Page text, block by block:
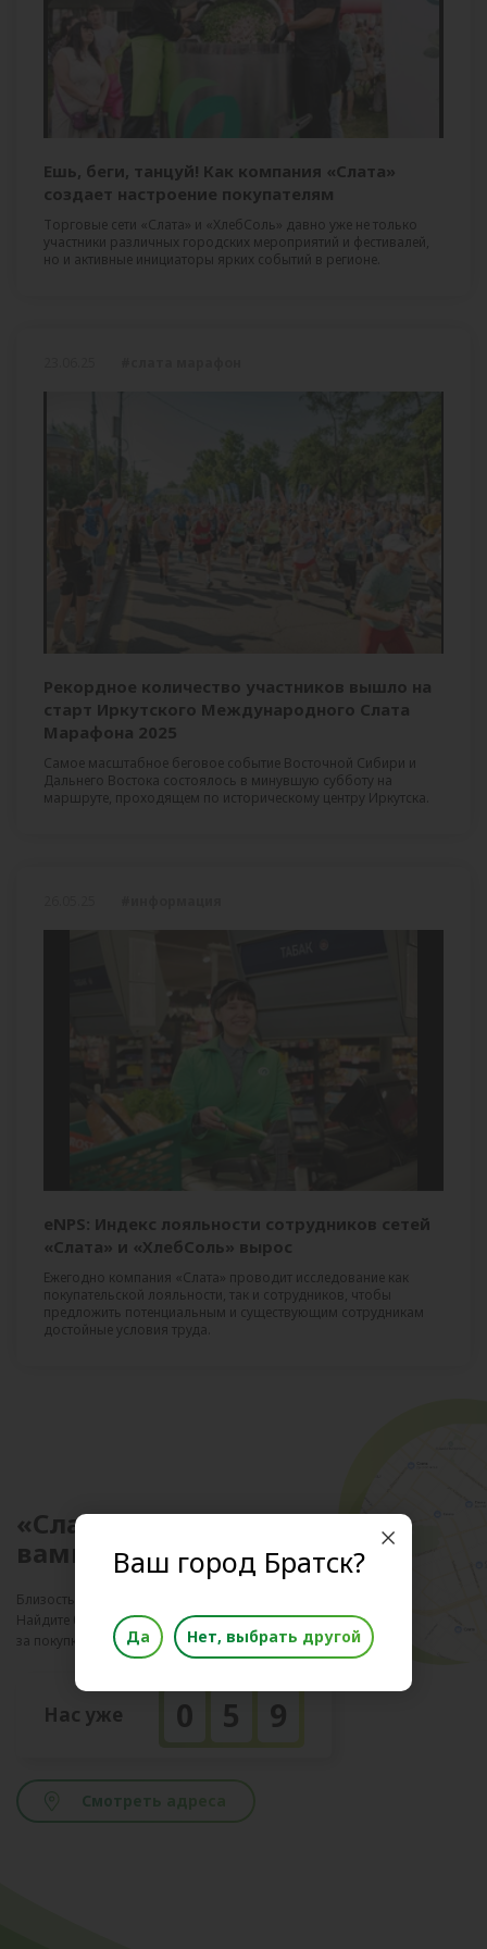
Ешь, беги, танцуй! Как компания «Слата»
создает настроение покупателям
Торговые сети «Слата» и «ХлебСоль» давно уже не только
участники различных городских мероприятий и фестивалей,
но и активные инициаторы ярких событий в регионе.
Рекордное количество участников вышло на
старт Иркутского Международного Слата
Марафона 2025
Самое масштабное беговое событие Восточной Сибири и
Дальнего Востока состоялось в минувшую субботу на
маршруте, проходящем по историческому центру Иркутска.
eNPS: Индекс лояльности сотрудников сетей
«Слата» и «ХлебСоль» вырос
Ежегодно компания «Слата» проводит исследование как
покупательской лояльности, так и сотрудников, чтобы
предложить потенциальным и существующим сотрудникам
достойные условия труда.
«Слата» рядом с
вами!
Близость к клиенту - №1 по локации!
Найдите ближайший магазин и отправляйтесь
за покупками!
Нас уже 0 5 9
Смотреть адреса
Ваш город Братск?
Да Нет, выбрать другой